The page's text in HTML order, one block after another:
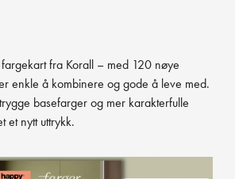
fra Korall – med 120 nøye
enkle å kombinere og gode å leve med.
basefarger og mer karakterfulle
et nytt uttrykk.